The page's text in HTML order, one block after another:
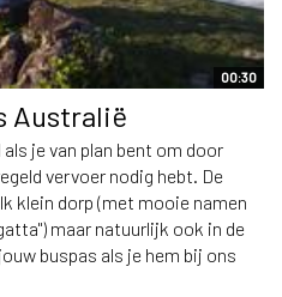
00:30
Australië
je van plan bent om door
vervoer nodig hebt. De
klein dorp (met mooie namen
maar natuurlijk ook in de
buspas als je hem bij ons